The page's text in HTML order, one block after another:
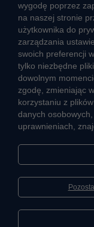
Pogotowie
Jak oszczędzać wodę
Czego nie wrzucać do
Jak unikać strat wody
Nawyki eko-mieszkańca
Dane kluczowe
Sieć wodociągowa i
Jak kontrolujemy
wygodę poprzez
na naszej stronie
użytkownika do
zarządzania
swoich preferencji
tylko niezbędne
dowolnym
zgodę, zmieniając
korzystaniu z
danych
uprawnieniach,